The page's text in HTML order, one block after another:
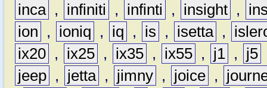
inca , infiniti , infinti , insight ,
ion
, ioniq , iq , is , isetta ,
ix20 , ix25 , ix35 , ix55 , j1 , j5
jeep , jetta , jimny , joice ,